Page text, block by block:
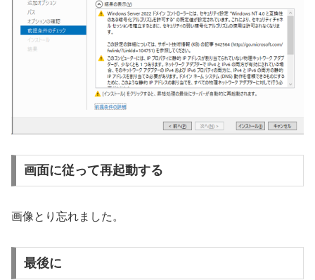
画面に従って再起動する
画像とり忘れました。
最後に